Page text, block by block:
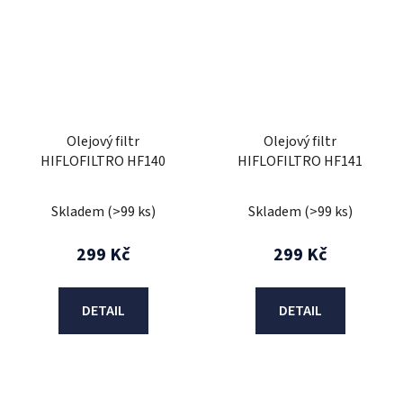
Olejový filtr
HIFLOFILTRO HF140
Skladem (>99 ks)
299 Kč
DETAIL
Olejový filtr
HIFLOFILTRO HF141
Skladem (>99 ks)
299 Kč
DETAIL